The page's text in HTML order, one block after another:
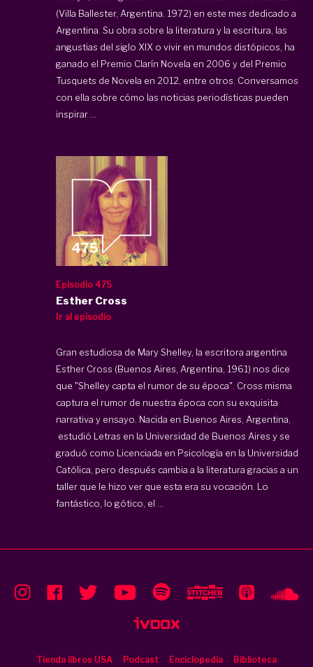
(Villa Ballester, Argentina. 1972) en este mes dedicado a
Argentina. Su obra sobre la literatura y la escritura, las
angustias del siglo XIX o vivir en mundos distópicos, ha
ganado el Premio Clarín Novela en 2006 y del Premio
Tusquets de Novela en 2012, entre otros. Conversamos
con ella sobre cómo las noticias periodísticas pueden
inspirar ...
Episodio 475
Esther Cross
Ir al episodio
Gran estudiosa de Mary Shelley, la escritora argentina
Esther Cross (Buenos Aires, Argentina, 1961) nos dice
que "Shelley capta el rumor de su época". Cross misma
captura el rumor de nuestra época con su exquisita
narrativa y ensayo. Nacida en Buenos Aires, Argentina,
estudió Letras en la Universidad de Buenos Aires y se
graduó como Licenciada en Psicología en la Universidad
Católica, pero después cambia a la literatura gracias a un
taller que le hizo ver que esta era su vocación. Lo
fantástico, lo gótico, el ...
Tienda libros USA Podcast Enciclopedia Biblioteca